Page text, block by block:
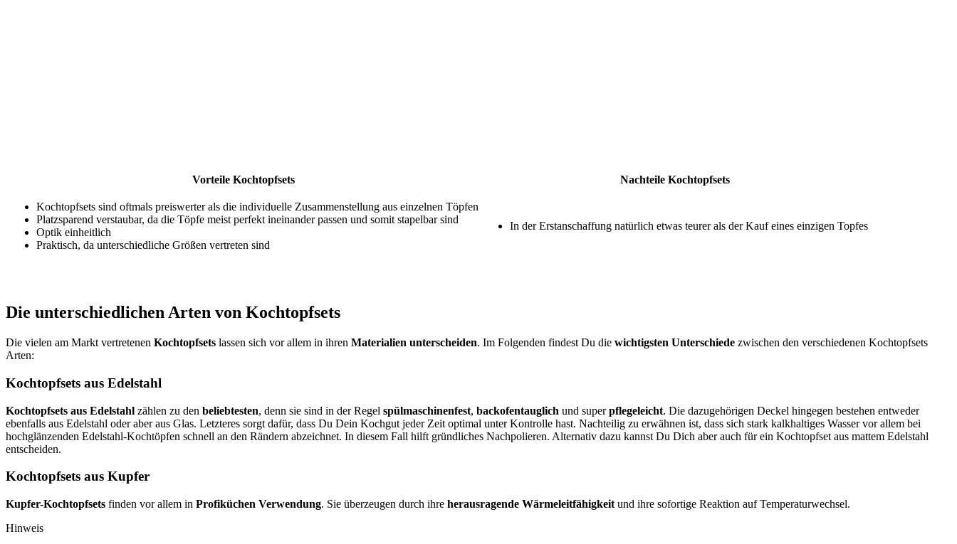
Vorteile Kochtopfsets Nachteile Kochtopfsets
Kochtopfsets sind oftmals preiswerter als die individuelle Zusammenstellung aus einzelnen Töpfen
Platzsparend verstaubar, da die Töpfe meist perfekt ineinander passen und somit stapelbar sind
Optik einheitlich
Praktisch, da unterschiedliche Größen vertreten sind
In der Erstanschaffung natürlich etwas teurer als der Kauf eines einzigen Topfes
Die unterschiedlichen Arten von Kochtopfsets
Die vielen am Markt vertretenen Kochtopfsets lassen sich vor allem in ihren Materialien unterscheiden. Im Folgenden findest Du die wichtigsten Unterschiede zwischen den verschiedenen Kochtopfsets
Arten:
Kochtopfsets aus Edelstahl
Kochtopfsets aus Edelstahl zählen zu den beliebtesten, denn sie sind in der Regel spülmaschinenfest, backofentauglich und superpflegeleicht. Die dazugehörigen Deckel hingegen bestehen entweder
ebenfalls aus Edelstahl oder aber aus Glas. Letzteres sorgt dafür, dass Du Dein Kochgut jeder Zeit optimal unter Kontrolle hast. Nachteilig zu erwähnen ist, dass sich stark kalkhaltiges Wasser vor allem bei
hochglänzenden Edelstahl-Kochtöpfen schnell an den Rändern abzeichnet. In diesem Fall hilft gründliches Nachpolieren. Alternativ dazu kannst Du Dich aber auch für ein Kochtopfset aus mattem Edelstahl
entscheiden.
Kochtopfsets aus Kupfer
Kupfer-Kochtopfsets finden vor allem in Profiküchen Verwendung. Sie überzeugen durch ihre herausragende Wärmeleitfähigkeit und ihre sofortige Reaktion auf Temperaturwechsel.
Hinweis